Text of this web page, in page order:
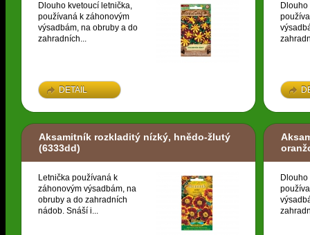
Dlouho kvetoucí letnička,
používaná k záhonovým
výsadbám, na obruby a do
zahradních...
DETAIL
Aksamitník rozkladitý nízký, hnědo-žlutý
(6333dd)
Letnička používaná k
záhonovým výsadbám, na
obruby a do zahradních
nádob. Snáší i...